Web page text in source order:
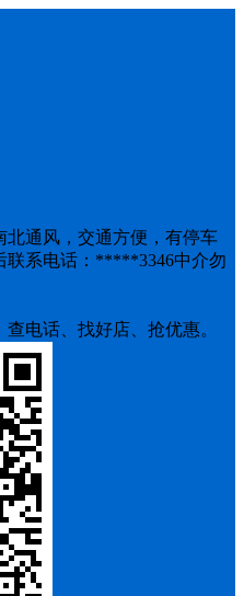
北通风，交通方便，有停车
联系电话：*****3346中介勿
电话、找好店、抢优惠。